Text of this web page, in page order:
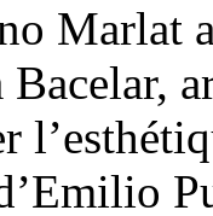
Marlat